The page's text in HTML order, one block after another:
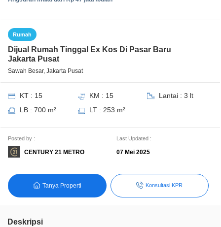
Rumah
Dijual Rumah Tinggal Ex Kos Di Pasar Baru
Jakarta Pusat
Sawah Besar, Jakarta Pusat
KT : 15 KM : 15
Lantai : 3 lt
LB : 700 m²
LT : 253 m²
Posted by :
CENTURY 21 METRO
Last Updated :
07 Mei 2025
Tanya Properti Konsultasi KPR
Deskripsi